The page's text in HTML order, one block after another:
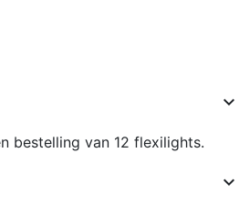

bestelling van 12 flexilights.
